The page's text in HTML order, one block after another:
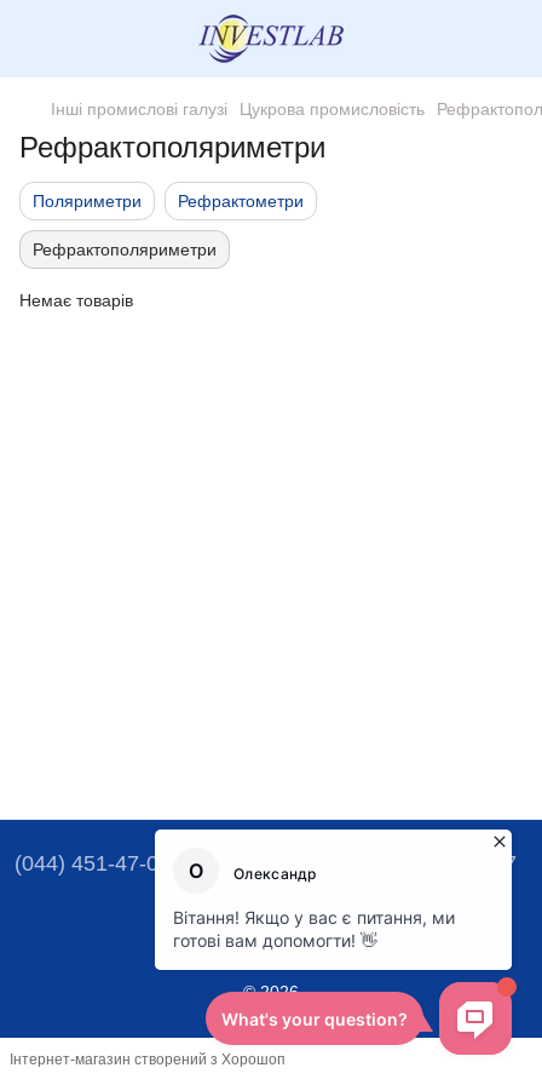
Інші промислові галузі Цукрова промисловість
Рефрактополяриметри
Поляриметри Рефрактометри
Рефрактополяриметри
Немає товарів
(044) 451-47-07 (067) 329-16-47 (050) 493-57-77
Контактна інформація
Повна версія сайту
© 2026
Інтернет-магазин створений з Хорошоп